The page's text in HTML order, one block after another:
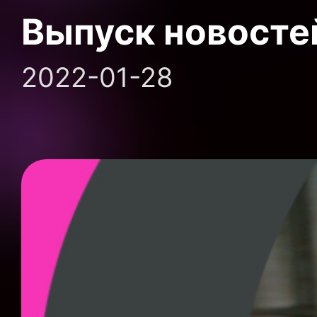
Выпуск
2022-01-28